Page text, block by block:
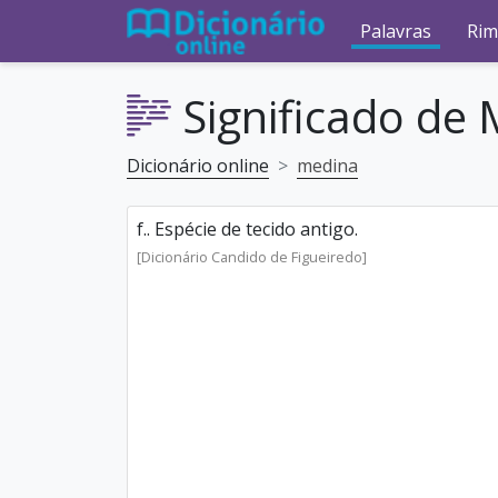
Palavras
Significado de
Dicionário online medina
f.. Espécie de tecido antigo.
[Dicionário Candido de Figueiredo]